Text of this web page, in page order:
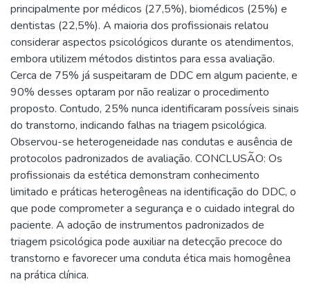
principalmente por médicos (27,5%), biomédicos (25%) e
dentistas (22,5%). A maioria dos profissionais relatou
considerar aspectos psicológicos durante os atendimentos,
embora utilizem métodos distintos para essa avaliação.
Cerca de 75% já suspeitaram de DDC em algum paciente, e
90% desses optaram por não realizar o procedimento
proposto. Contudo, 25% nunca identificaram possíveis sinais
do transtorno, indicando falhas na triagem psicológica.
Observou-se heterogeneidade nas condutas e ausência de
protocolos padronizados de avaliação. CONCLUSÃO: Os
profissionais da estética demonstram conhecimento
limitado e práticas heterogêneas na identificação do DDC, o
que pode comprometer a segurança e o cuidado integral do
paciente. A adoção de instrumentos padronizados de
triagem psicológica pode auxiliar na detecção precoce do
transtorno e favorecer uma conduta ética mais homogênea
na prática clínica.